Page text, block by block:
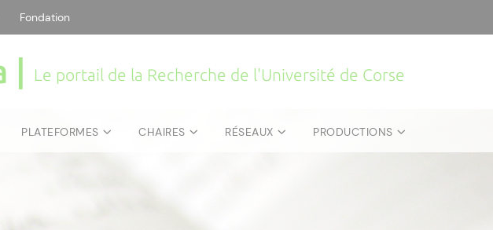
Fondation
| Le portail de la Recherche de l'Université de Corse
PLATEFORMES CHAIRES RÉSEAUX PRODUCTIONS